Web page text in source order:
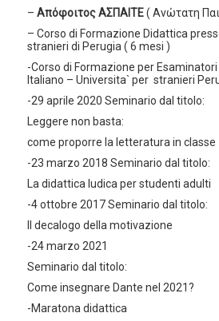
–Απόφοιτος ΑΣΠΑΙΤΕ( Ανώτατη
– Corso di Formazione Didattica
stranieri di Perugia ( 6 mesi )
-Corso di Formazione per Esaminatori
Italiano – Universita` per stranieri
-29 aprile 2020 Seminario dal titolo:
Leggere non basta:
come proporre la letteratura in classe
-23 marzo 2018 Seminario dal titolo:
La didattica ludica per studenti adulti
-4 ottobre 2017 Seminario dal titolo:
Il decalogo della motivazione
-24 marzo 2021
Seminario dal titolo:
Come insegnare Dante nel 2021?
-Maratona didattica